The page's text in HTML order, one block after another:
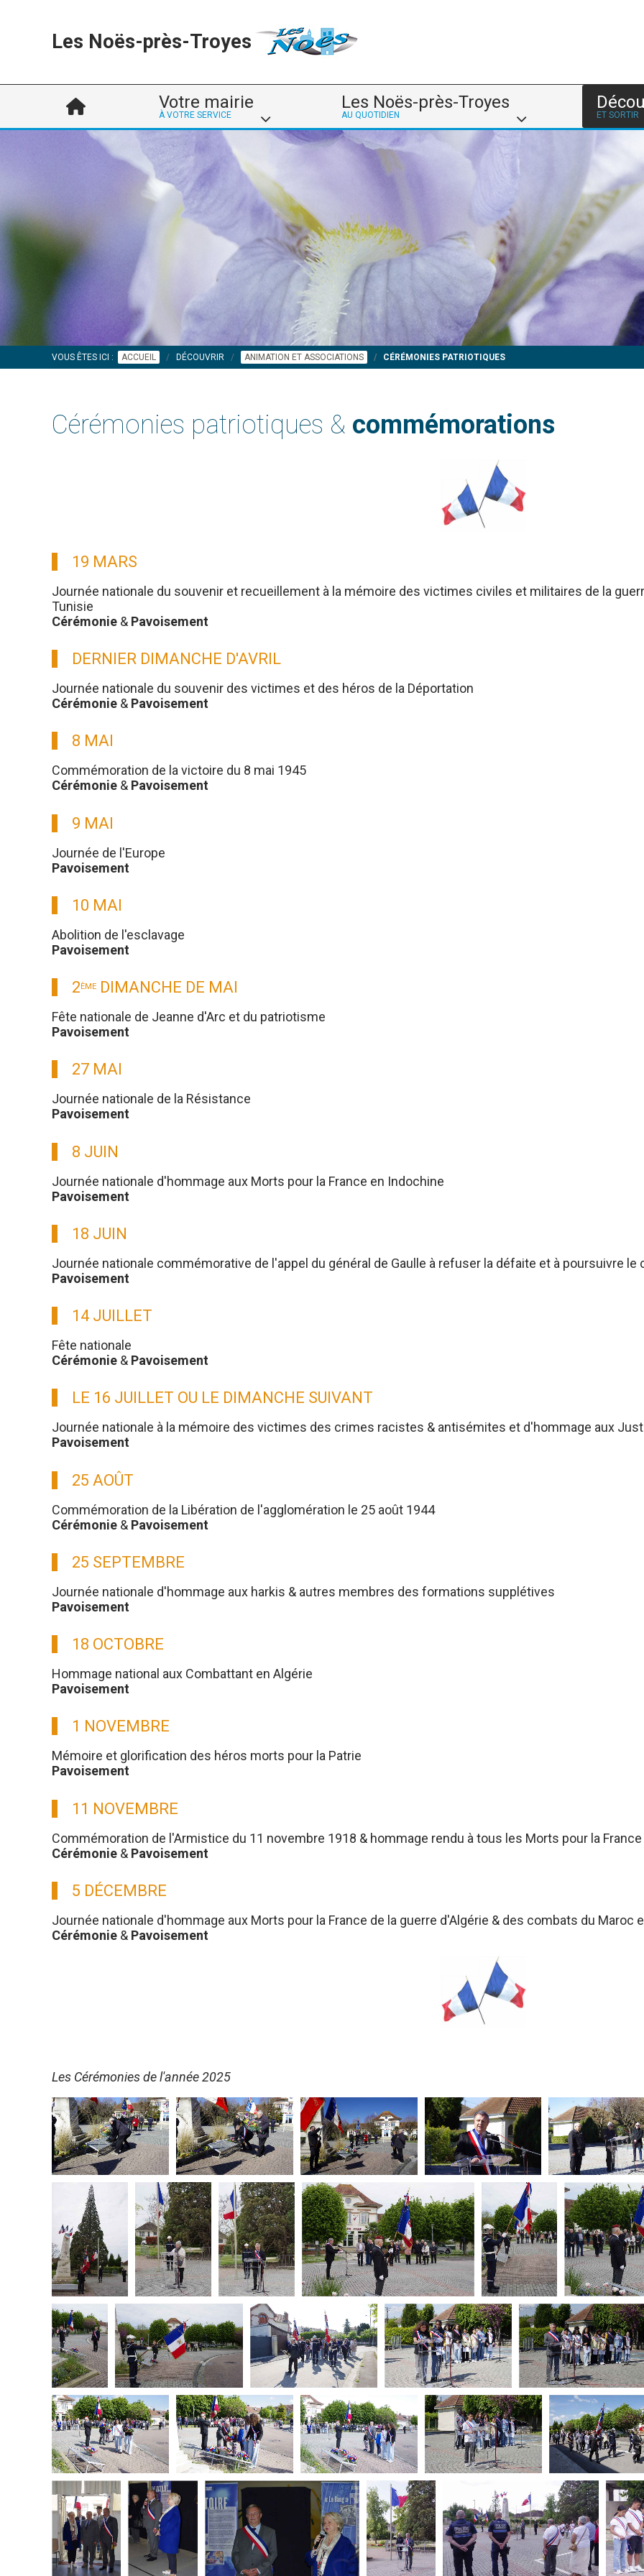
Les Noës-près-Troyes
Votre mairie
À VOTRE SERVICE
Les Noës-près-Troyes
AU QUOTIDIEN ET SORTIR
VOUS ÊTES ICI : ACCUEIL DÉCOUVRIR ANIMATION ET ASSOCIATIONS CÉRÉMONIES PATRIOTIQUES
Cérémonies patriotiques & commémorations
19 MARS
Journée nationale du souvenir et recueillement à la mémoire des victimes civiles et militaires de la
Tunisie
Cérémonie & Pavoisement
DERNIER DIMANCHE D'AVRIL
Journée nationale du souvenir des victimes et des héros de la Déportation
Cérémonie & Pavoisement
8 MAI
Commémoration de la victoire du 8 mai 1945
Cérémonie & Pavoisement
9 MAI
Journée de l'Europe
Pavoisement
10 MAI
Abolition de l'esclavage
Pavoisement
2ÈME DIMANCHE DE MAI
Fête nationale de Jeanne d'Arc et du patriotisme
Pavoisement
27 MAI
Journée nationale de la Résistance
Pavoisement
8 JUIN
Journée nationale d'hommage aux Morts pour la France en Indochine
Pavoisement
18 JUIN
Journée nationale commémorative de l'appel du général de Gaulle à refuser la défaite et à poursuivre
Pavoisement
14 JUILLET
Fête nationale
Cérémonie & Pavoisement
LE 16 JUILLET OU LE DIMANCHE SUIVANT
Journée nationale à la mémoire des victimes des crimes racistes & antisémites et d'hommage aux
Pavoisement
25 AOÛT
Commémoration de la Libération de l'agglomération le 25 août 1944
Cérémonie & Pavoisement
25 SEPTEMBRE
Journée nationale d'hommage aux harkis & autres membres des formations supplétives
Pavoisement
18 OCTOBRE
Hommage national aux Combattant en Algérie
Pavoisement
1 NOVEMBRE
Mémoire et glorification des héros morts pour la Patrie
Pavoisement
11 NOVEMBRE
Commémoration de l'Armistice du 11 novembre 1918 & hommage rendu à tous les Morts pour la France
Cérémonie & Pavoisement
5 DÉCEMBRE
Journée nationale d'hommage aux Morts pour la France de la guerre d'Algérie & des combats du Maroc
Cérémonie & Pavoisement
Les Cérémonies de l'année 2025